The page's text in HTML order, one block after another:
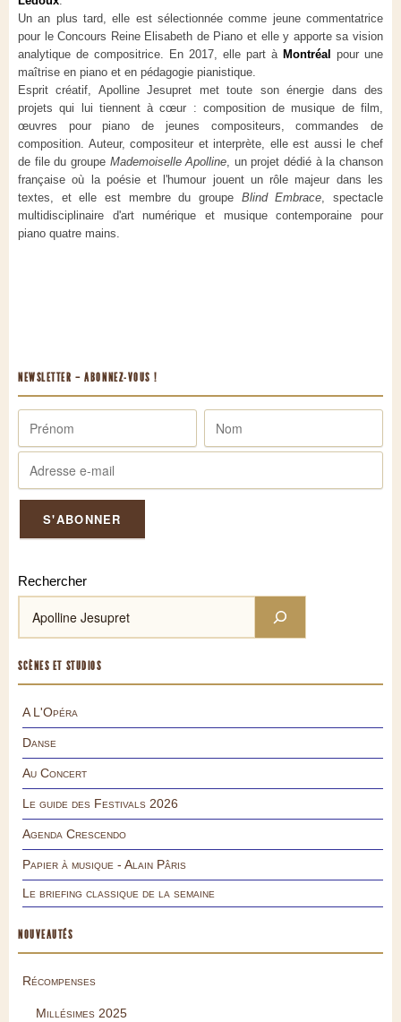
Un an plus tard, elle est sélectionnée comme jeune commentatrice
pour le Concours Reine Elisabeth de Piano et elle y apporte sa vision
analytique de compositrice. En 2017, elle part à Montréal pour une
maîtrise en piano et en pédagogie pianistique.
Esprit créatif, Apolline Jesupret met toute son énergie dans des
projets qui lui tiennent à cœur : composition de musique de film,
œuvres pour piano de jeunes compositeurs, commandes de
composition. Auteur, compositeur et interprète, elle est aussi le chef
de file du groupe Mademoiselle Apolline, un projet dédié à la chanson
française où la poésie et l'humour jouent un rôle majeur dans les
textes, et elle est membre du groupe Blind Embrace, spectacle
multidisciplinaire d'art numérique et musique contemporaine pour
piano quatre mains.
NEWSLETTER – ABONNEZ-VOUS !
Rechercher
SCÈNES ET STUDIOS
A L'Opéra
Danse
Au Concert
Le guide des Festivals 2026
Agenda Crescendo
Papier à musique - Alain Pâris
Le briefing classique de la semaine
NOUVEAUTÉS
Récompenses
Millésimes 2025